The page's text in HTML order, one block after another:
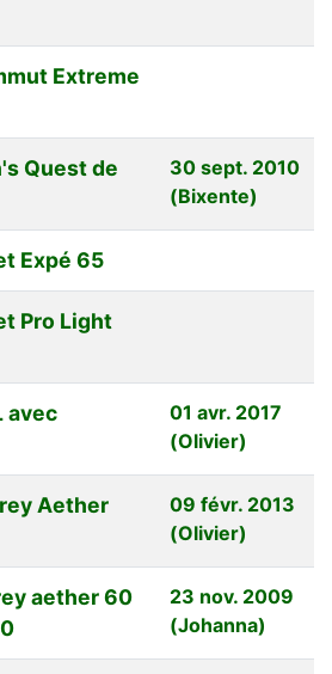
Extreme
Quest de
30 sept. 2010
(Bixente)
Expé 65
Pro Light
avec
01 avr. 2017
(Olivier)
Aether
09 févr. 2013
(Olivier)
aether 60
23 nov. 2009
(Johanna)